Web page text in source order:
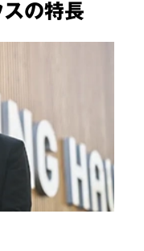
の特長